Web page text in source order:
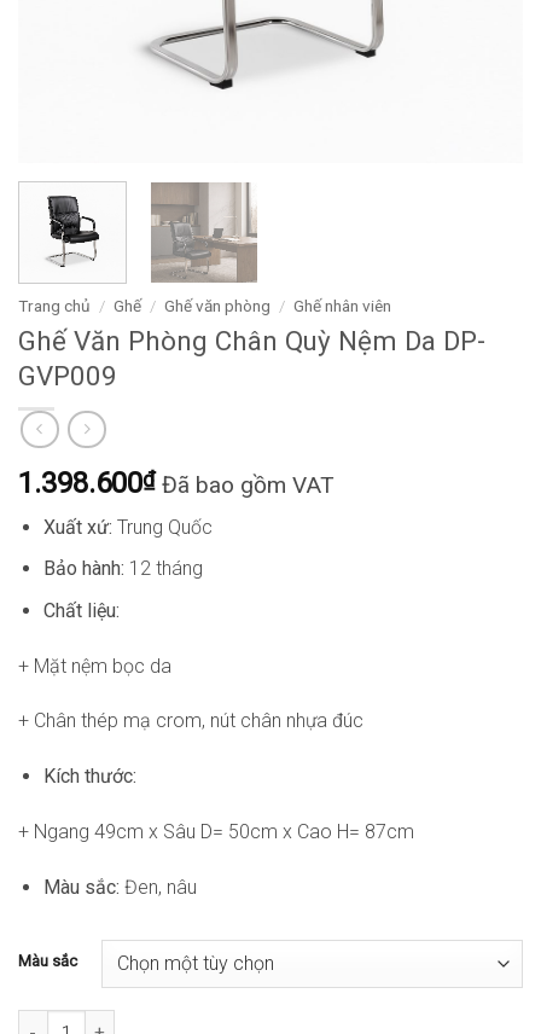
Trang chủ / Ghế / Ghế văn phòng / Ghế nhân viên
Ghế Văn Phòng Chân Quỳ Nệm Da DP-
GVP009
1.398.600₫ Đã bao gồm VAT
Xuất xứ: Trung Quốc
Bảo hành: 12 tháng
Chất liệu:
+ Mặt nệm bọc da
+ Chân thép mạ crom, nút chân nhựa đúc
Kích thước:
+ Ngang 49cm x Sâu D= 50cm x Cao H= 87cm
Màu sắc: Đen, nâu
Màu sắc
Ghế Văn Phòng Chân Quỳ Nệm Da DP-GVP009 số lượng